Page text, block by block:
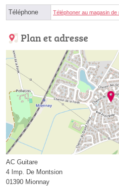
Téléphone Téléphoner au magasin de
Plan et adresse
AC Guitare
4 Imp. De Montsion
01390 Mionnay